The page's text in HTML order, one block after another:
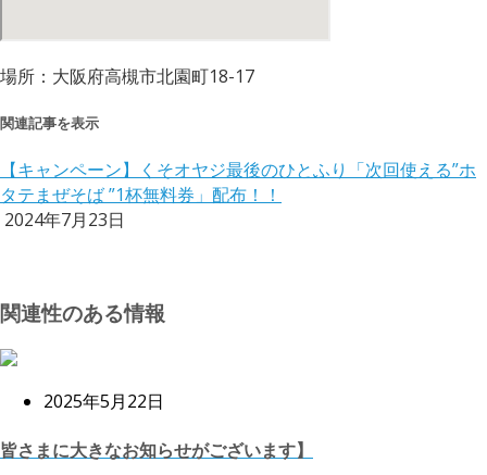
場所：大阪府高槻市北園町18-17
関連記事を表示
【キャンペーン】くそオヤジ最後のひとふり「次回使える”ホ
タテまぜそば ”1杯無料券」配布！！
2024年7月23日
関連性のある情報
2025年5月22日
皆さまに大きなお知らせがございます】